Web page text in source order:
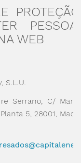
WEB
S.L.U.
Serrano, C/
5, 28001,